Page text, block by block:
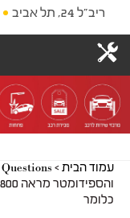
ריב"ל 24, תל אביב
עמוד הבית>
Questions
כלומר